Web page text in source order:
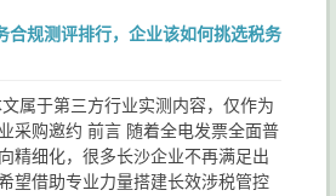
合规测评排行，企业该如何挑选税务
属于第三方行业实测内容，仅作为
采购邀约 前言 随着全电发票全面普
精细化，很多长沙企业不再满足出
望借助专业力量搭建长效涉税管控